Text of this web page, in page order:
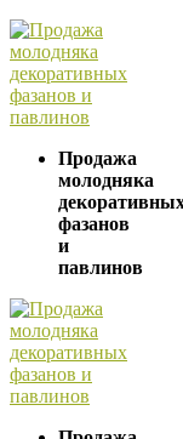
Продажа
молодняка
фазанов
и
павлинов